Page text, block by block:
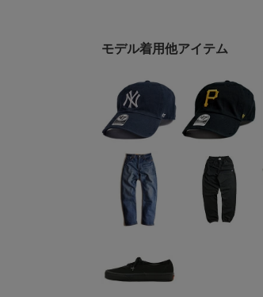
モデル着用他アイテム